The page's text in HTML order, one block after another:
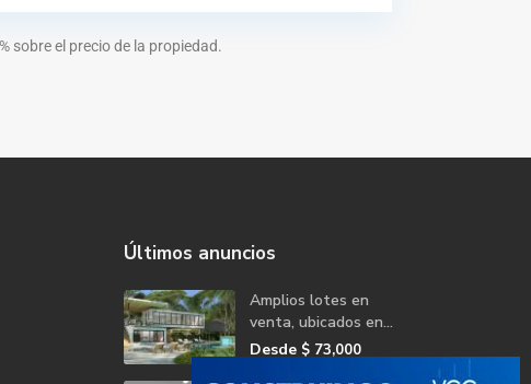
sobre el precio de la propiedad.
Últimos anuncios
Amplios lotes en
venta, ubicados en...
Desde $ 73,000